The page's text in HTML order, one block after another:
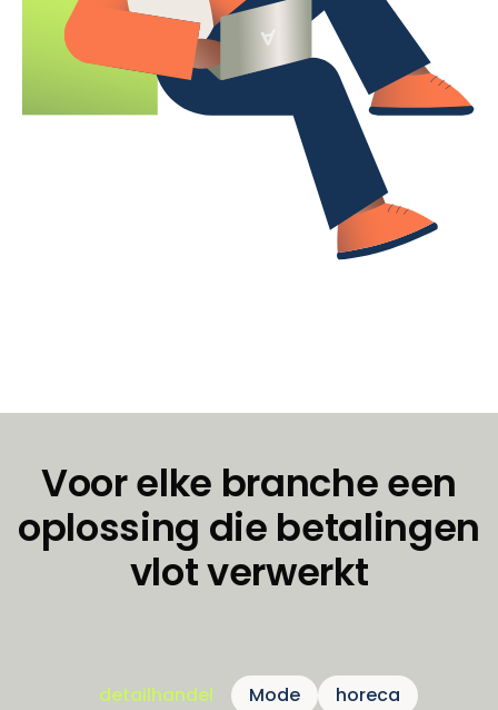
Voor elke branche een
oplossing die betalingen
vlot verwerkt
detailhandel Mode horeca